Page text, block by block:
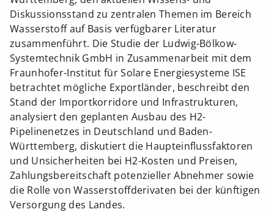
Diskussionsstand zu zentralen Themen im Bereich
Wasserstoff auf Basis verfügbarer Literatur
zusammenführt. Die Studie der Ludwig-Bölkow-
Systemtechnik GmbH in Zusammenarbeit mit dem
Fraunhofer-Institut für Solare Energiesysteme ISE
betrachtet mögliche Exportländer, beschreibt den
Stand der Importkorridore und Infrastrukturen,
analysiert den geplanten Ausbau des H2-
Pipelinenetzes in Deutschland und Baden-
Württemberg, diskutiert die Haupteinflussfaktoren
und Unsicherheiten bei H2-Kosten und Preisen,
Zahlungsbereitschaft potenzieller Abnehmer sowie
die Rolle von Wasserstoffderivaten bei der künftigen
Versorgung des Landes.